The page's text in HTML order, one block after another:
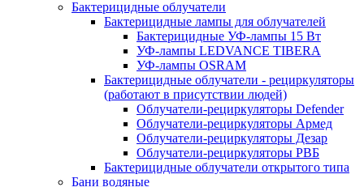
Бактерицидные облучатели
Бактерицидные лампы для облучателей
Бактерицидные УФ-лампы 15 Вт
УФ-лампы LEDVANCE TIBERA
УФ-лампы OSRAM
Бактерицидные облучатели - рециркуляторы
(работают в присутствии людей)
Облучатели-рециркуляторы Defender
Облучатели-рециркуляторы Армед
Облучатели-рециркуляторы Дезар
Облучатели-рециркуляторы РВБ
Бактерицидные облучатели открытого типа
Бани водяные